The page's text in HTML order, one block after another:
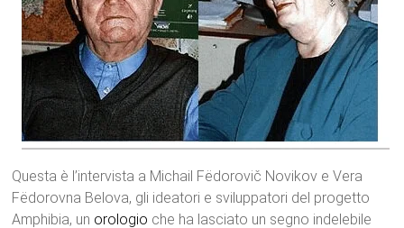
Questa è l’intervista a Michail Fëdorovič Novikov e Vera
Fëdorovna Belova, gli ideatori e sviluppatori del progetto
Amphibia, un orologio che ha lasciato un segno indelebile